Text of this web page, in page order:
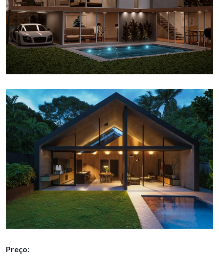
Preço: